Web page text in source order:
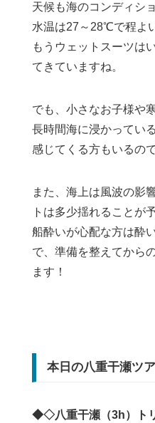
天候も海のコンディシ
水温は27～28℃で程よ
もうウェットスーツは
てきていますね。
でも、小さなお子様や
長時間海に浸かってい
感じてくる方もいるの
また、海上は風波の影
トは多少揺れることが
船酔いが心配な方は酔
で、準備を整えてから
ます！
本日の八重干瀬ツ
◆◇八重干瀬（3h）ト